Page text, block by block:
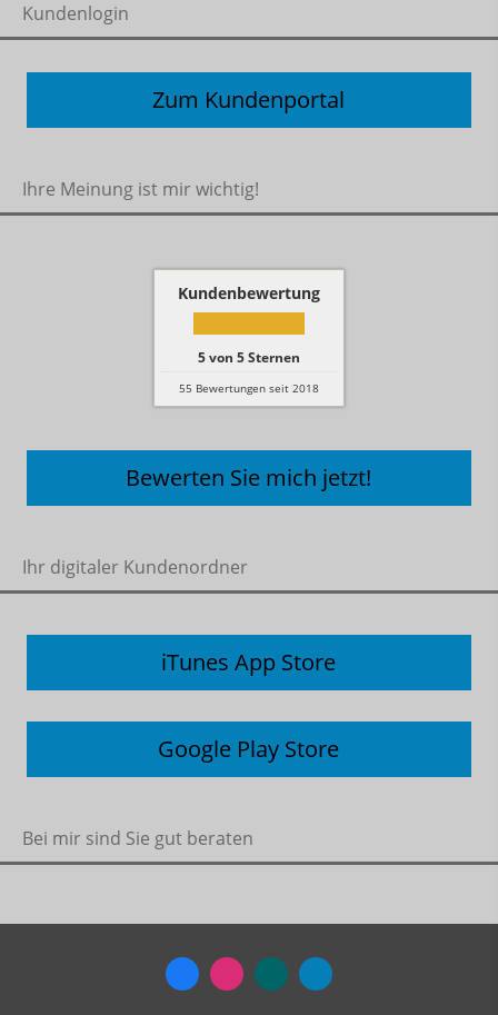
Kundenlogin
Zum Kundenportal
Ihre Meinung ist mir wichtig!
Kundenbewertung
5von 5Sternen
55 Bewertungen seit 2018
Bewerten Sie mich jetzt!
Ihr digitaler Kundenordner
iTunes App Store
Google Play Store
Bei mir sind Sie gut beraten